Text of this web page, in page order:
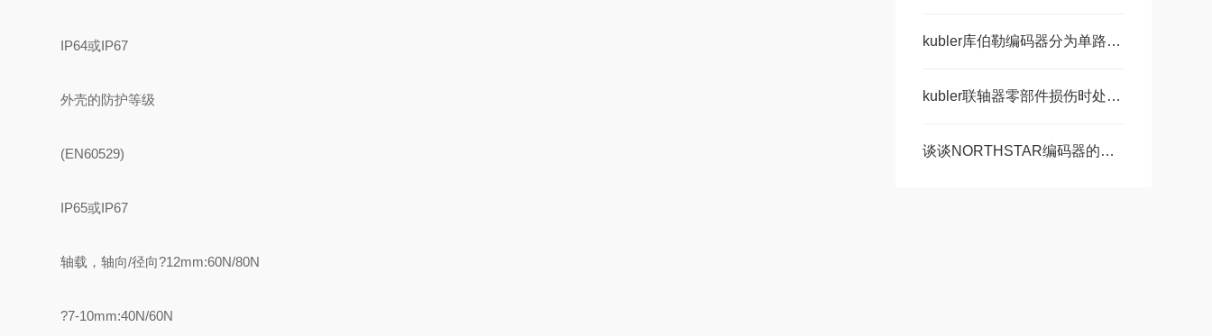
kubler库伯勒编码器分为单路输出和双路输出两种
kubler联轴器零部件损伤时处理步骤讲解
谈谈NORTHSTAR编码器的常见故障
IP64或IP67
外壳的防护等级
(EN60529)
IP65或IP67
轴载，轴向/径向?12mm:60N/80N
?7-10mm:40N/60N